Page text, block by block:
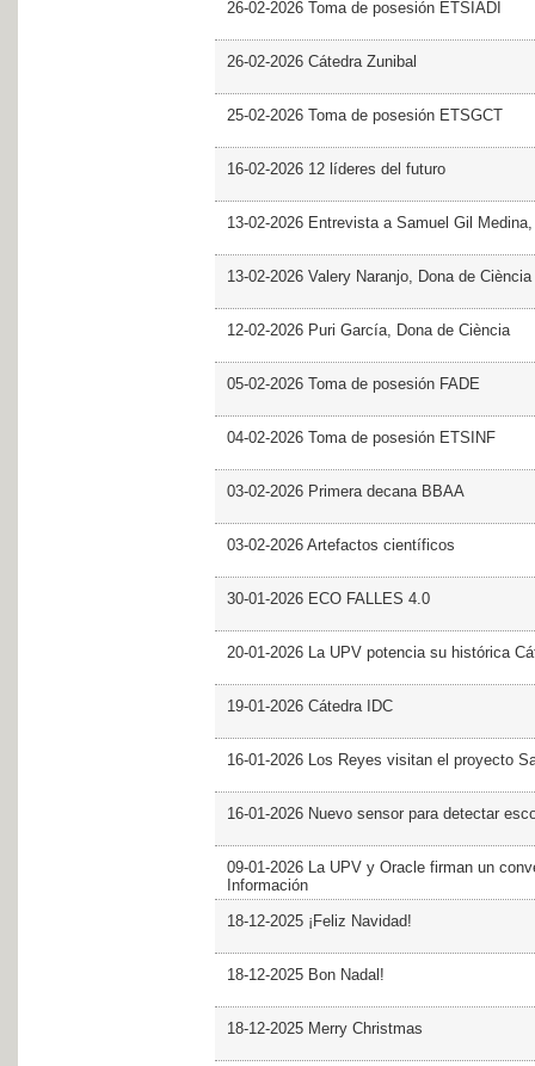
26-02-2026 Toma de posesión ETSIADI
26-02-2026 Cátedra Zunibal
25-02-2026 Toma de posesión ETSGCT
16-02-2026 12 líderes del futuro
13-02-2026 Entrevista a Samuel Gil
13-02-2026 Valery Naranjo, Dona de Ciència
12-02-2026 Puri García, Dona de Ciència
05-02-2026 Toma de posesión FADE
04-02-2026 Toma de posesión ETSINF
03-02-2026 Primera decana BBAA
03-02-2026 Artefactos científicos
30-01-2026 ECO FALLES 4.0
20-01-2026 La UPV potencia su histórica
19-01-2026 Cátedra IDC
16-01-2026 Los Reyes visitan el proyecto
16-01-2026 Nuevo sensor para detectar
09-01-2026 La UPV y Oracle firman un
Información
18-12-2025 ¡Feliz Navidad!
18-12-2025 Bon Nadal!
18-12-2025 Merry Christmas